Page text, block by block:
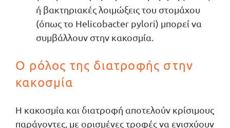
ή βακτηριακές λοιμώξεις του στομάχου
(όπως το Helicobacter pylori) μπορεί να
συμβάλλουν στην κακοσμία.
Ο ρόλος της διατροφής στην
κακοσμία
Η κακοσμία και διατροφή αποτελούν κρίσιμους
παράγοντες, με ορισμένες τροφές να ενισχύουν